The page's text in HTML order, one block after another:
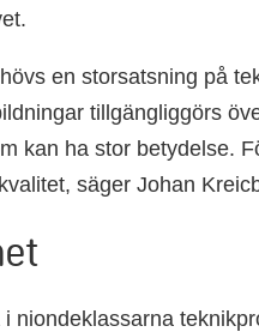
en storsatsning på
tillgängliggörs
kan ha stor betydelse.
säger Johan
niondeklassarna